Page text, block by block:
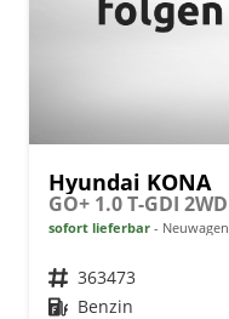
Hyundai KONA
sofort lieferbar
Fahrzeugnr. 363473
Kraftstoff Benzin